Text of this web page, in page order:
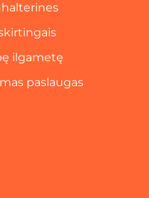
ilgametę
paslaugas